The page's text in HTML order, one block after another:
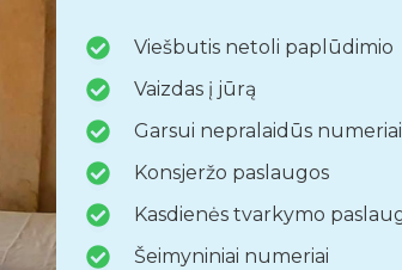
Viešbutis netoli paplūdimio
Vaizdas į jūrą
Garsui nepralaidūs numeriai
Konsjeržo paslaugos
Kasdienės tvarkymo
Šeimyniniai numeriai